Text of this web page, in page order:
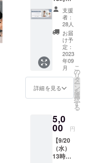
ている。プ
ライベート
では2児の
母。2022年
より山梨県
北杜市に移
い対話
とはど
ういう
ものな
のか？
自分の
意見を
育てる
とはど
のか？
など、
代に必
要な感
性を
使った
思考力
ら、コ
ロナ前
からい
ち早く
ライフ
シフト
された
お二人
との
イベン
ト。 ・
い場所
を選ん
だ理由
・なぜ
そこま
でし
＜開催
日時＞
2023年
8月23日
（水）
13:00〜
15:00 ※
オンラ
イン配
信のみ
（アー
イベン
ト詳細
＞
ヒュッ
ゲの森
の構想
g（株）
代表 村
本彩 ＜
トーク
テーマ
＞ 本音
に気づ
き望む
人生を
切り拓
くため
日時＞
2023年
（水）
13:00〜
15:00
ヒュッ
ゲの森
誕生秘
話トー
ショー
第3弾
（オン
ライン
配信）
オン
リーワ
ズ
（株）
代表取
締役 海
江田和
記さん
支援
者：
28人
お届
け予
定：
2023
年09
月
詳細を見る
こ
の
リ
タ
ー
ン
を
選
択
す
る
5,0
00 円
【9/20
（水）
13時】